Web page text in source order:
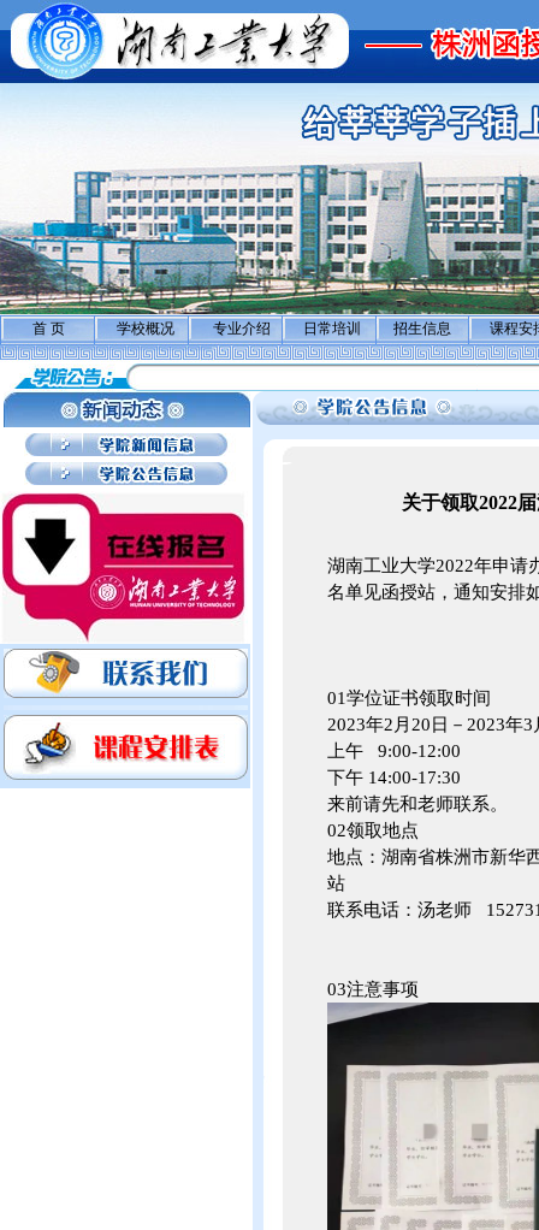
首 页 学校概况 专业介绍 日常培训 招生信息 课程安
关于领取2022
湖南工业大学2022年申请
名单见函授站，通知安排
01学位证书领取时间
2023年2月20日－2023年3
上午 9:00-12:00
下午 14:00-17:30
来前请先和老师联系。
02领取地点
地点：湖南省株洲市新华
站
联系电话：汤老师
03注意事项